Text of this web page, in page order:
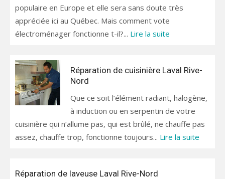
populaire en Europe et elle sera sans doute très
appréciée ici au Québec. Mais comment vote
électroménager fonctionne t-il?... Lire la suite
Réparation de cuisinière Laval Rive-
Nord
Que ce soit l’élément radiant, halogène,
à induction ou en serpentin de votre
cuisinière qui n‘allume pas, qui est brûlé, ne chauffe pas
assez, chauffe trop, fonctionne toujours... Lire la suite
Réparation de laveuse Laval Rive-Nord